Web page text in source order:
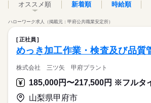
オススメ順 新着順 時給順
ハローワーク求人（掲載元：甲府公共職業安定所）
正社員
めっき加工作業・検査及び品質
株式会社 三ツ矢 甲府プラント
山梨県甲府市